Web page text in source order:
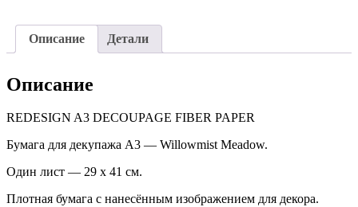
Описание Детали
Описание
REDESIGN A3 DECOUPAGE FIBER PAPER
Бумага для декупажа А3 — Willowmist Meadow.
Один лист — 29 х 41 см.
Плотная бумага с нанесённым изображением для декора.